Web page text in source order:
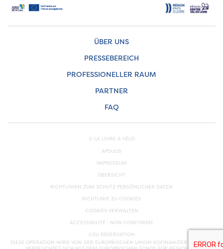
ÜBER UNS
PRESSEBEREICH
PROFESSIONELLER RAUM
PARTNER
FAQ
© LA LOIRE À VÉLO
APSULIS
IMPRESSUM
ÜBERSICHT
RICHTLINIEN ZUM SCHUTZ PERSÖNLICHER DATEN
RICHTLINIE ZU COOKIES
COOKIES VERWALTEN
ACCESSIBILITÉ : NON CONFORME
CGU RÉSERVATION
DIESE OPERATION WIRD VON DER EUROPÄISCHEN UNION KOFINANZIERT. EUROPA